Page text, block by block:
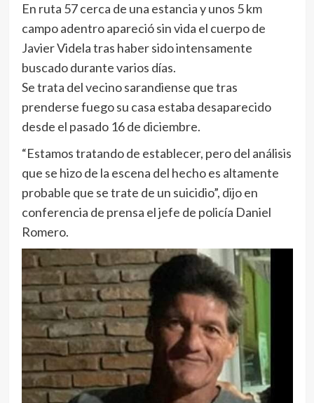
En ruta 57 cerca de una estancia y unos 5 km
campo adentro apareció sin vida el cuerpo de
Javier Videla tras haber sido intensamente
buscado durante varios días.
Se trata del vecino sarandiense que tras
prenderse fuego su casa estaba desaparecido
desde el pasado 16 de diciembre.
“Estamos tratando de establecer, pero del análisis
que se hizo de la escena del hecho es altamente
probable que se trate de un suicidio”, dijo en
conferencia de prensa el jefe de policía Daniel
Romero.